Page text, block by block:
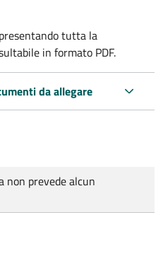
tutta la
in formato PDF.
da allegare
non prevede alcun